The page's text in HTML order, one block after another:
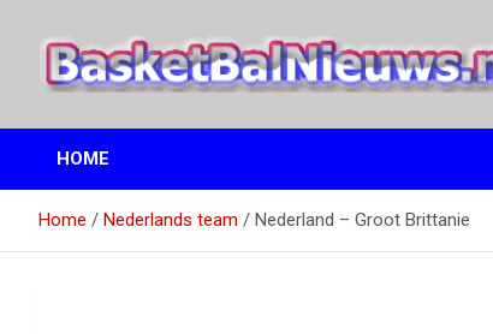
inhoud
BasketBalNieuws.nl
Etten
HOME
Home Nederlands team Nederland – Groot Brittanie